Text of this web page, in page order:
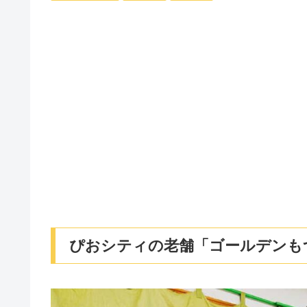
ぴおシティの老舗「ゴールデンも